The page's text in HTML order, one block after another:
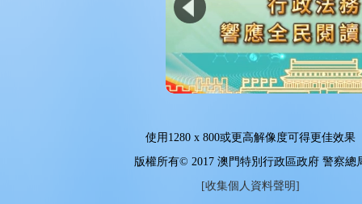
使用 1280 x 800或更高解像度可得更佳效果
版權所有© 2017 澳門特別行政區政府 警察總
[收集個人資料聲明]